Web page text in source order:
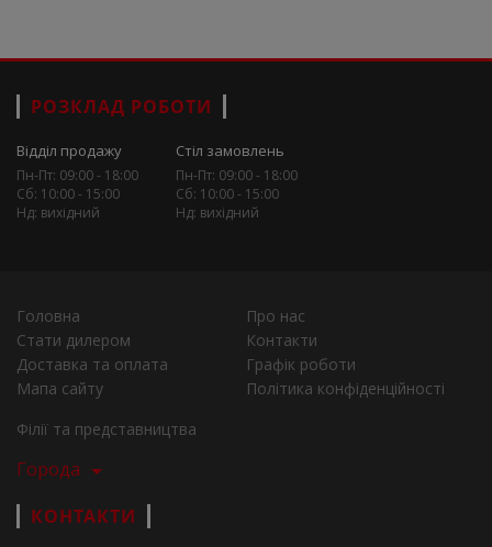
РОЗКЛАД РОБОТИ
Відділ продажу
Пн-Пт: 09:00 - 18:00
Сб: 10:00 - 15:00
Нд: вихідний
Стіл замовлень
Пн-Пт: 09:00 - 18:00
Сб: 10:00 - 15:00
Нд: вихідний
Головна
Про нас
Стати дилером
Контакти
Доставка та оплата
Графік роботи
Мапа сайту
Політика конфіденційності
Філії та представництва
Города
КОНТАКТИ